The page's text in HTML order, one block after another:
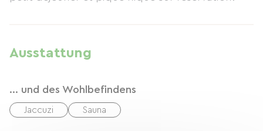
Ausstattung
... und des Wohlbefindens
Jaccuzi Sauna